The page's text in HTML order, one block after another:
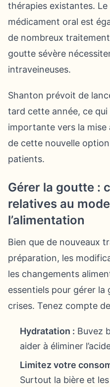
thérapies existantes. Le
médicament oral est
de nombreux
goutte sévère
intraveineuses.
Shanton prévoit de
tard cette année, ce
importante vers la
de cette nouvelle
patients.
Gérer la goutte :
relatives au
l’alimentation
Bien que de nouveaux
préparation, les
les changements
essentiels pour gérer
crises. Tenez compte
Hydratation : Buvez
aider à éliminer
Limitez votre
Surtout la bière et